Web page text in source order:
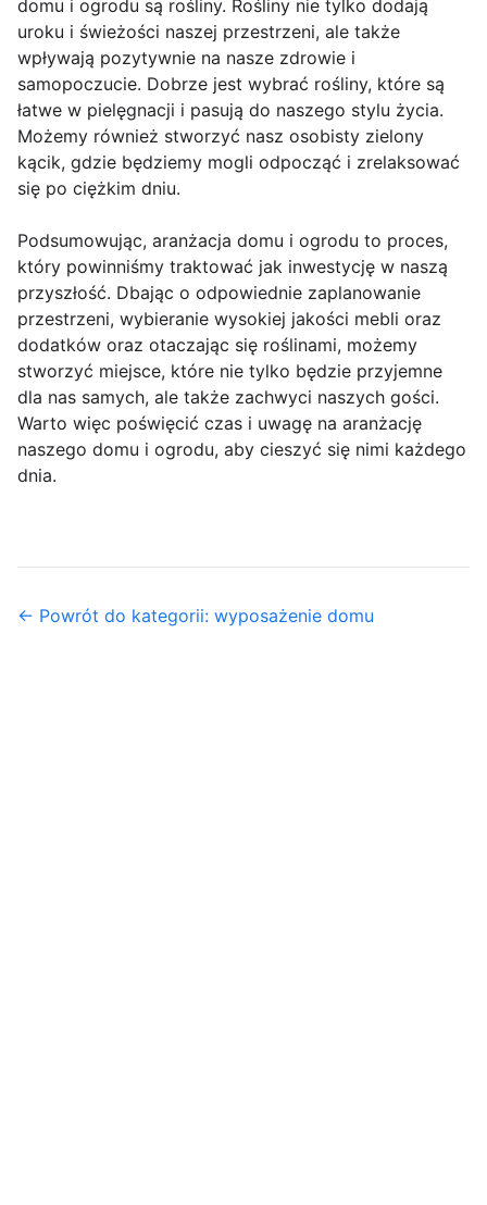
domu i ogrodu są rośliny. Rośliny nie tylko dodają
uroku i świeżości naszej przestrzeni, ale także
wpływają pozytywnie na nasze zdrowie i
samopoczucie. Dobrze jest wybrać rośliny, które są
łatwe w pielęgnacji i pasują do naszego stylu życia.
Możemy również stworzyć nasz osobisty zielony
kącik, gdzie będziemy mogli odpocząć i zrelaksować
się po ciężkim dniu.
Podsumowując, aranżacja domu i ogrodu to proces,
który powinniśmy traktować jak inwestycję w naszą
przyszłość. Dbając o odpowiednie zaplanowanie
przestrzeni, wybieranie wysokiej jakości mebli oraz
dodatków oraz otaczając się roślinami, możemy
stworzyć miejsce, które nie tylko będzie przyjemne
dla nas samych, ale także zachwyci naszych gości.
Warto więc poświęcić czas i uwagę na aranżację
naszego domu i ogrodu, aby cieszyć się nimi każdego
dnia.
← Powrót do kategorii: wyposażenie domu